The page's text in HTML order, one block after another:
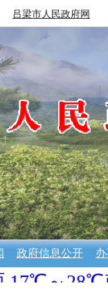
吕梁市人民政府网
政府信息公开